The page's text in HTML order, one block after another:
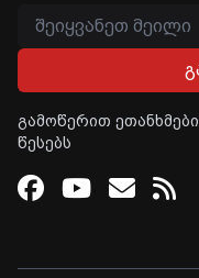
გამოწერით
წესებს
Facebook
Youtube
Email
RSS